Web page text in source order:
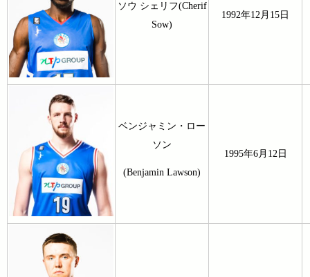
ソウ シェリフ(Cherif
Sow)
1992年12月15日
ベンジャミン・ロー
ソン
(Benjamin Lawson)
1995年6月12日